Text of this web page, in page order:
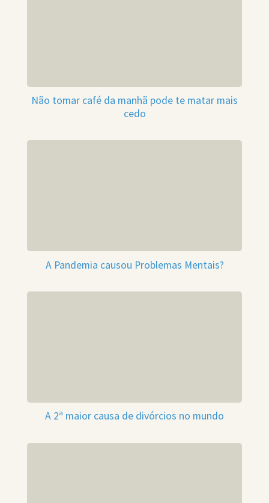
Não tomar café da manhã pode te matar mais
cedo
A Pandemia causou Problemas Mentais?
A 2ª maior causa de divórcios no mundo